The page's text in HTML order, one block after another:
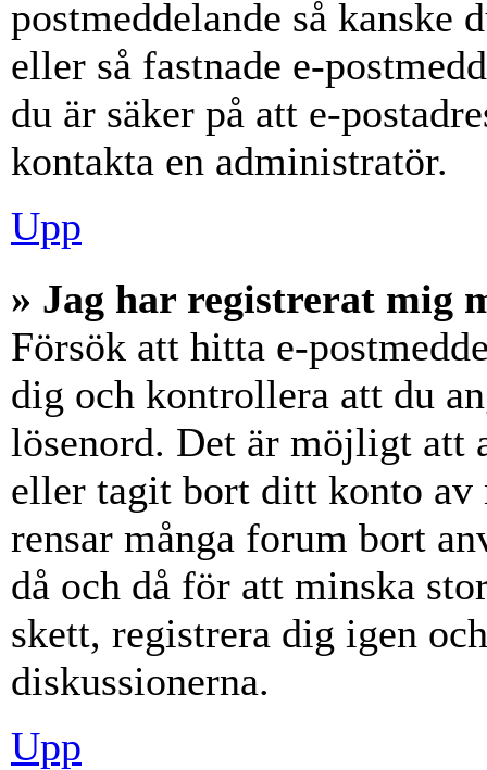
postmeddelande så kanske
eller så fastnade e-
du är säker på att e-
kontakta en administratör.
Upp
» Jag har registrerat mig
Försök att hitta e-
dig och kontrollera att du
lösenord. Det är möjligt att
eller tagit bort ditt konto av
rensar många forum bort
då och då för att minska
skett, registrera dig igen
diskussionerna.
Upp